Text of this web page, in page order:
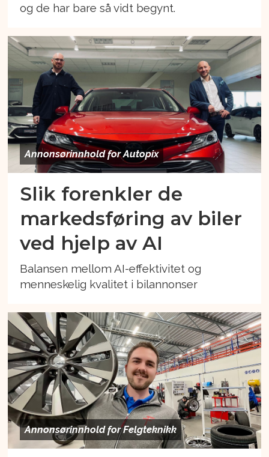
og de har bare så vidt begynt.
Annonsørinnhold for Autopix
Slik forenkler de
markedsføring av biler
ved hjelp av AI
Balansen mellom AI-effektivitet og
menneskelig kvalitet i bilannonser
Annonsørinnhold for Felgteknikk